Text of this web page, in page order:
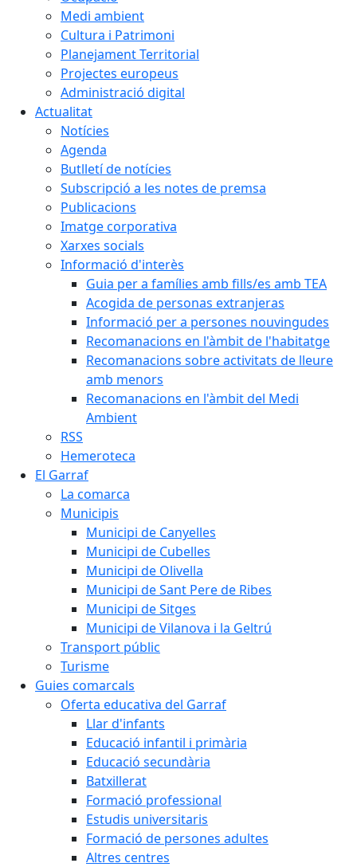
Medi ambient
Cultura i Patrimoni
Planejament Territorial
Projectes europeus
Administració digital
Actualitat
Notícies
Agenda
Butlletí de notícies
Subscripció a les notes de premsa
Publicacions
Imatge corporativa
Xarxes socials
Informació d'interès
Guia per a famílies amb fills/es amb TEA
Acogida de personas extranjeras
Informació per a persones nouvingudes
Recomanacions en l'àmbit de l'habitatge
Recomanacions sobre activitats de lleure
amb menors
Recomanacions en l'àmbit del Medi
Ambient
RSS
Hemeroteca
El Garraf
La comarca
Municipis
Municipi de Canyelles
Municipi de Cubelles
Municipi de Olivella
Municipi de Sant Pere de Ribes
Municipi de Sitges
Municipi de Vilanova i la Geltrú
Transport públic
Turisme
Guies comarcals
Oferta educativa del Garraf
Llar d'infants
Educació infantil i primària
Educació secundària
Batxillerat
Formació professional
Estudis universitaris
Formació de persones adultes
Altres centres